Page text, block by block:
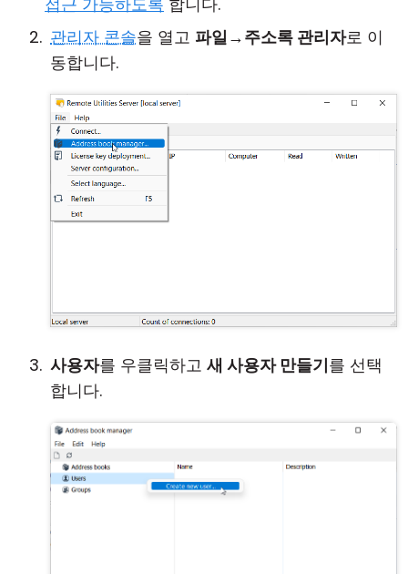
관리자 콘솔을 열고 파일→주소록 관리자로 이
동합니다.
사용자를 우클릭하고 새 사용자 만들기를 선택
합니다.